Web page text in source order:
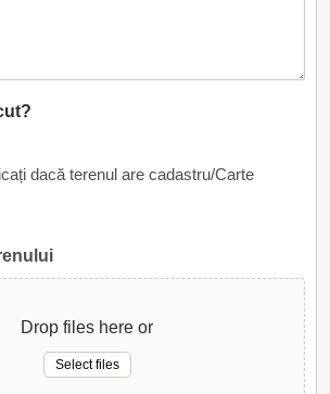
dacă terenul are cadastru/Carte
Drop files here or
Select files